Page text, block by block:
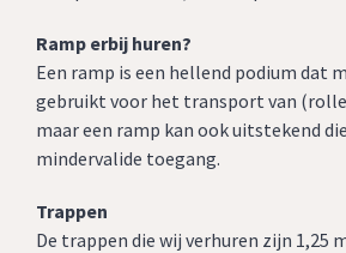
Ramp erbij huren?
Een ramp is een hellend podium dat
gebruikt voor het transport van
maar een ramp kan ook uitstekend
mindervalide toegang.
Trappen
De trappen die wij verhuren zijn 1,25